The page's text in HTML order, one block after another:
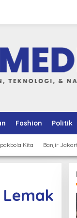
Fashion Politik
Kita Banjir